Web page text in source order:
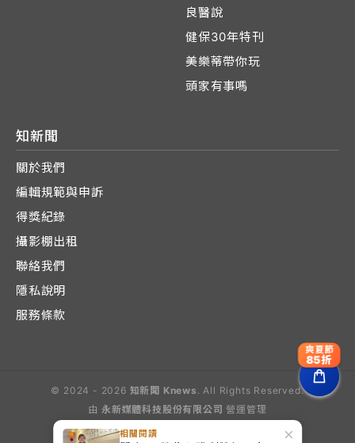
×
相關閱讀
良醫說
健保30年特刊
美樂蒂帶你玩
頭家有事嗎
知新聞
關於我們
編輯規範與申訴
得獎紀錄
攝影棚出租
聯絡我們
隱私說明
服務條款
© 2024 - 2026 知新聞 Knews . All Rights Reserved.
由 永新媒體科技股份有限公司 營運管理
爽夏節
85折